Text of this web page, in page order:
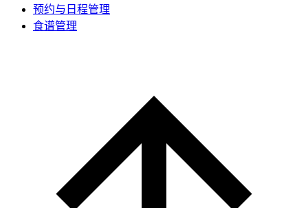
预约与日程管理
食谱管理